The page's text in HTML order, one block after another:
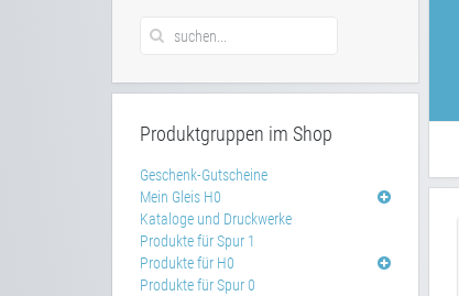
Produktgruppen im Shop
Geschenk-Gutscheine
Mein Gleis H0
Kataloge und Druckwerke
Produkte für Spur 1
Produkte für H0
Produkte für Spur 0